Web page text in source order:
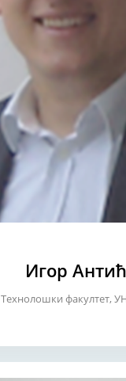
Игор Антић
Технолошки факултет,